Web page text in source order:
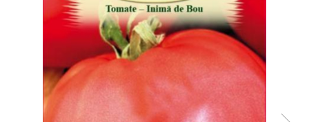
Seminte legume
Plante medicinale
Seminte ardei
Seminte broccoli